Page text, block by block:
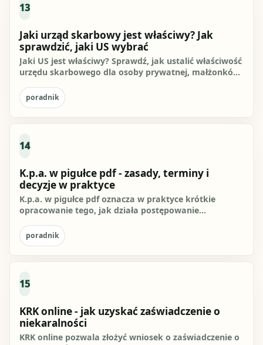
13
Jaki urząd skarbowy jest właściwy? Jak
sprawdzić, jaki US wybrać
Jaki US jest właściwy? Sprawdź, jak ustalić właściwość
urzędu skarbowego dla osoby prywatnej, małżonków
poradnik
14
K.p.a. w pigułce pdf - zasady, terminy i
decyzje w praktyce
K.p.a. w pigułce pdf oznacza w praktyce krótkie
opracowanie tego, jak działa postępowanie
poradnik
15
KRK online - jak uzyskać zaświadczenie o
niekaralności
KRK online pozwala złożyć wniosek o zaświadczenie o